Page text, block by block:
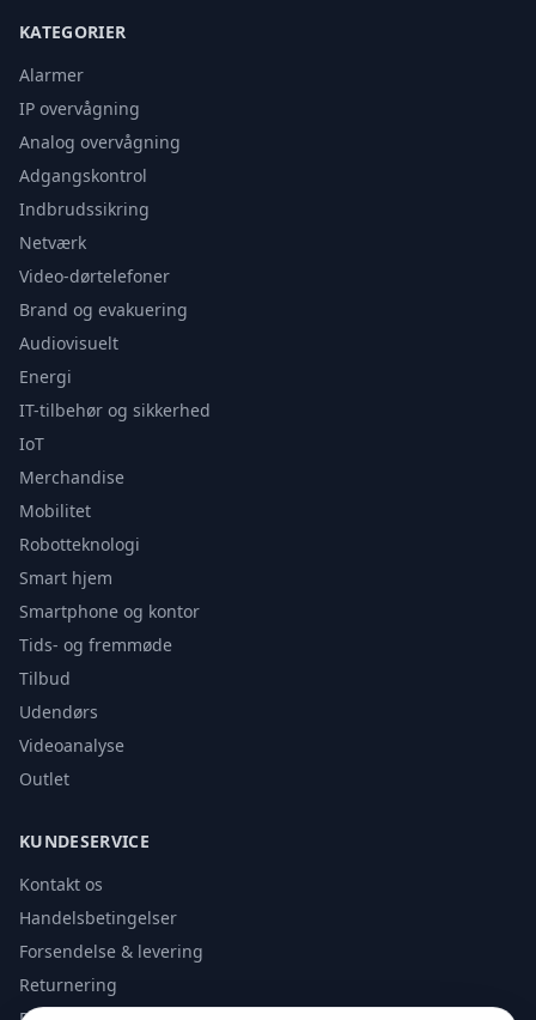
KATEGORIER
Alarmer
IP overvågning
Analog overvågning
Adgangskontrol
Indbrudssikring
Netværk
Video-dørtelefoner
Brand og evakuering
Audiovisuelt
Energi
IT-tilbehør og sikkerhed
IoT
Merchandise
Mobilitet
Robotteknologi
Smart hjem
Smartphone og kontor
Tids- og fremmøde
Tilbud
Udendørs
Videoanalyse
Outlet
KUNDESERVICE
Kontakt os
Handelsbetingelser
Forsendelse & levering
Returnering